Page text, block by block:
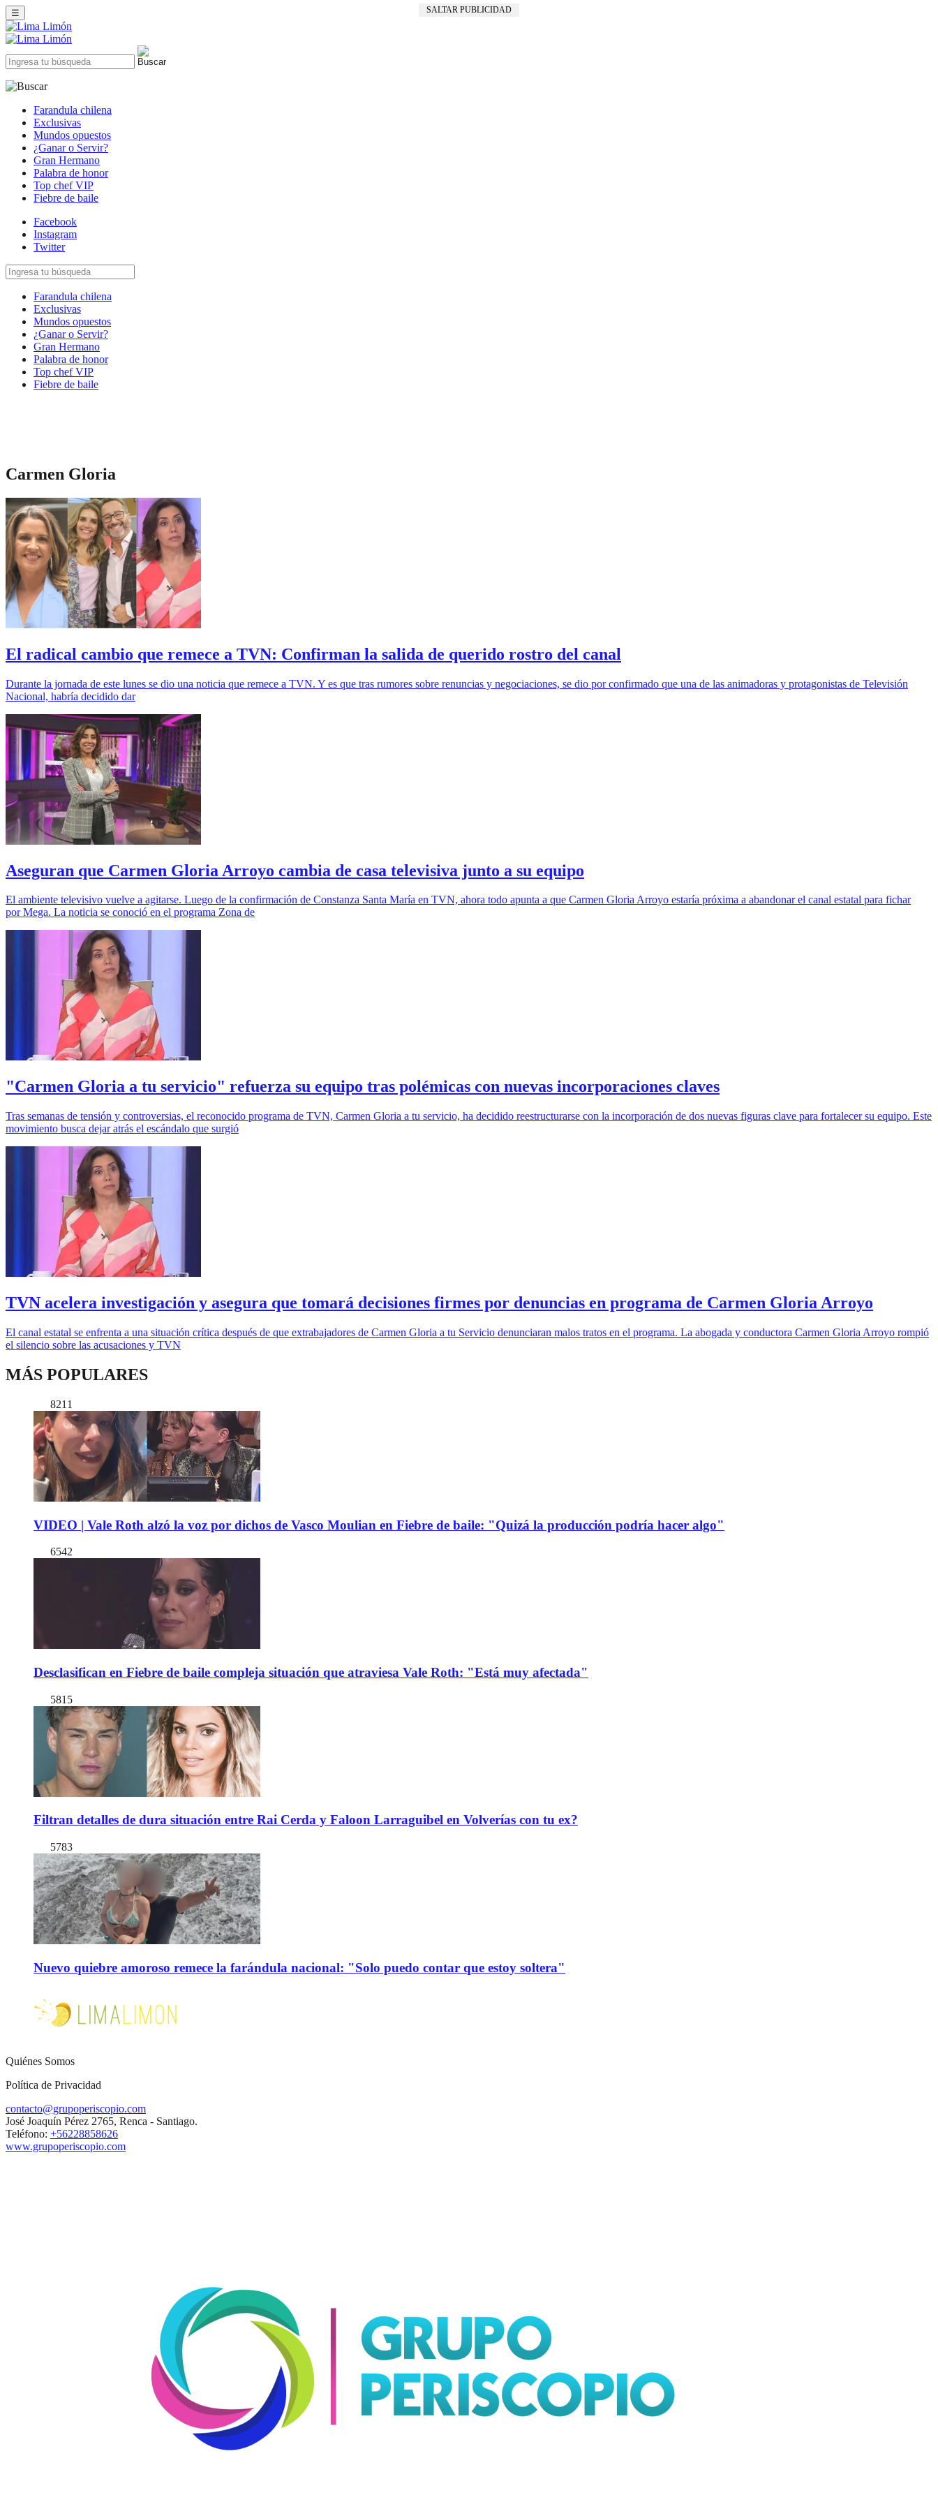
SALTAR PUBLICIDAD
☰
Farandula chilena
Exclusivas
Mundos opuestos
¿Ganar o Servir?
Gran Hermano
Palabra de honor
Top chef VIP
Fiebre de baile
Facebook
Instagram
Twitter
Farandula chilena
Exclusivas
Mundos opuestos
¿Ganar o Servir?
Gran Hermano
Palabra de honor
Top chef VIP
Fiebre de baile
Carmen Gloria
El radical cambio que remece a TVN: Confirman la salida de querido rostro del canal
Durante la jornada de este lunes se dio una noticia que remece a TVN. Y es que tras rumores sobre renuncias y negociaciones, se dio por confirmado que una de las animadoras y protagonistas de Televisión
Nacional, habría decidido dar
Aseguran que Carmen Gloria Arroyo cambia de casa televisiva junto a su equipo
El ambiente televisivo vuelve a agitarse. Luego de la confirmación de Constanza Santa María en TVN, ahora todo apunta a que Carmen Gloria Arroyo estaría próxima a abandonar el canal estatal para fichar
por Mega. La noticia se conoció en el programa Zona de
"Carmen Gloria a tu servicio" refuerza su equipo tras polémicas con nuevas incorporaciones claves
Tras semanas de tensión y controversias, el reconocido programa de TVN, Carmen Gloria a tu servicio, ha decidido reestructurarse con la incorporación de dos nuevas figuras clave para fortalecer su equipo. Este
movimiento busca dejar atrás el escándalo que surgió
TVN acelera investigación y asegura que tomará decisiones firmes por denuncias en programa de Carmen Gloria Arroyo
El canal estatal se enfrenta a una situación crítica después de que extrabajadores de Carmen Gloria a tu Servicio denunciaran malos tratos en el programa. La abogada y conductora Carmen Gloria Arroyo rompió
el silencio sobre las acusaciones y TVN
MÁS POPULARES
8211
VIDEO | Vale Roth alzó la voz por dichos de Vasco Moulian en Fiebre de baile: "Quizá la producción podría hacer algo"
6542
Desclasifican en Fiebre de baile compleja situación que atraviesa Vale Roth: "Está muy afectada"
5815
Filtran detalles de dura situación entre Rai Cerda y Faloon Larraguibel en Volverías con tu ex?
5783
Nuevo quiebre amoroso remece la farándula nacional: "Solo puedo contar que estoy soltera"
Quiénes Somos
Política de Privacidad
contacto@grupoperiscopio.com
José Joaquín Pérez 2765, Renca - Santiago.
Teléfono: +56228858626
www.grupoperiscopio.com